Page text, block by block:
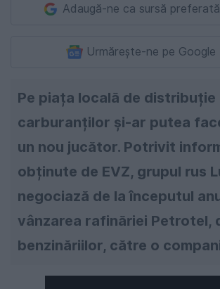
Adaugă-ne ca sursă
Urmărește-ne pe Google
Pe piața locală de distribuție
carburanților și-ar putea
un nou jucător. Potrivit
obținute de EVZ, grupul rus
negociază de la începutul
vânzarea rafinăriei Petrotel,
benzinăriilor, către o